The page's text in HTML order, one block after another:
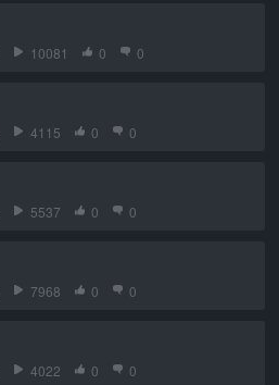
10081 0 0
4115 0 0
5537 0 0
7968 0 0
4022 0 0